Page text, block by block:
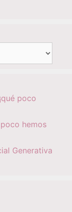
poco
hemos
Generativa